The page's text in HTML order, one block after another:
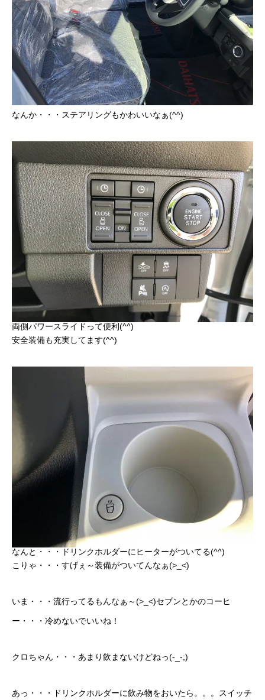
なんか・・・ステアリングもかわいいなぁ(^^)
両側パワースライドって便利(^^)
安全装備も充実してます(^^)
なんと・・・ドリンクホルダーにヒーターがついてる(^^)
こりゃ・・・すげぇ～装備がついてんなぁ(>_<)
いま・・・流行ってるもんなぁ～(>_<)セブンとかのコーヒ
ー・・・冷めないでいいね！
クロちゃん・・・あまり飲まないけどねっ(-_-;)
あっ・・・ドリンクホルダーに飲み物をおいたら。。。スイッチ